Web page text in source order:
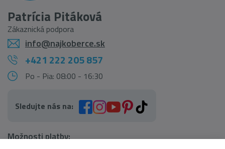
Patrícia Pitáková
Zákaznická podpora
info@najkoberce.sk
+421 222 205 857
Po - Pia: 08:00 - 16:30
Sledujte nás na:
Možnosti platby: